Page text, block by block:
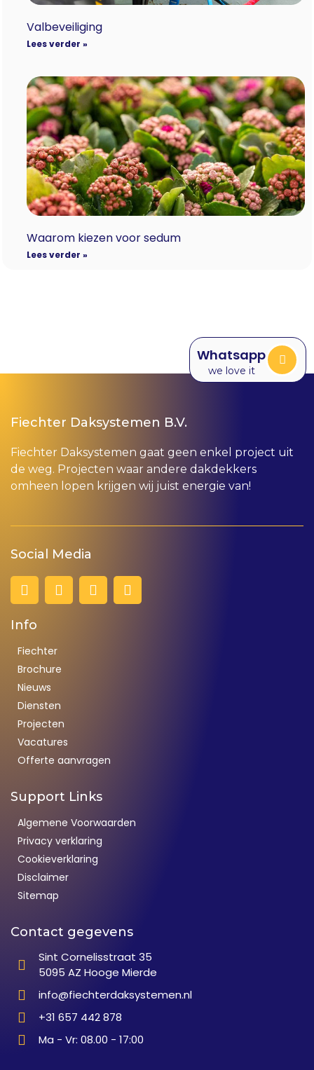
Valbeveiliging
Lees verder »
Waarom kiezen voor sedum
Lees verder »
Whatsapp
we love it
Fiechter Daksystemen B.V.
Fiechter Daksystemen gaat geen enkel project uit
de weg. Projecten waar andere dakdekkers
omheen lopen krijgen wij juist energie van!
Social Media
Info
Fiechter
Brochure
Nieuws
Diensten
Projecten
Vacatures
Offerte aanvragen
Support Links
Algemene Voorwaarden
Privacy verklaring
Cookieverklaring
Disclaimer
Sitemap
Contact gegevens
Sint Cornelisstraat 35
5095 AZ Hooge Mierde
info@fiechterdaksystemen.nl
+31 657 442 878
Ma - Vr: 08.00 - 17:00